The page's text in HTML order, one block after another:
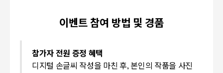
이벤트 참여 방법 및 경품
참가자 전원 증정 혜택
디지털 손글씨 작성을 마친 후, 본인의 작품을 사진